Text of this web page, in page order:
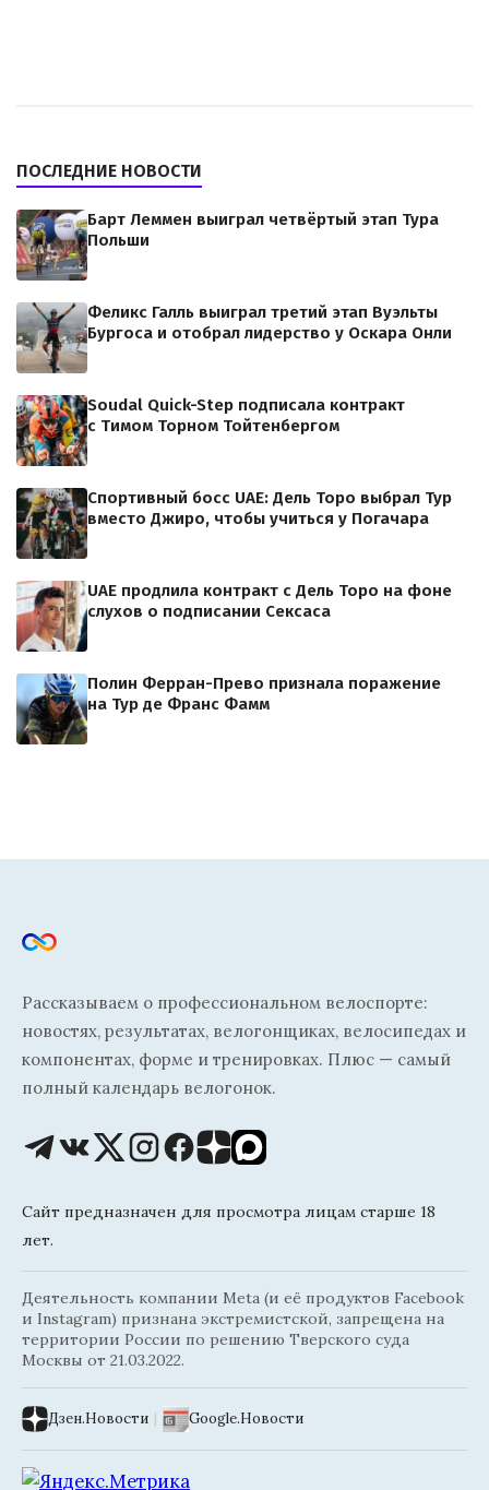
ПОСЛЕДНИЕ НОВОСТИ
Барт Леммен выиграл четвёртый этап Тура
Польши
Феликс Галль выиграл третий этап Вуэльты
Бургоса и отобрал лидерство у Оскара Онли
Soudal Quick-Step подписала контракт
с Тимом Торном Тойтенбергом
Спортивный босс UAE: Дель Торо выбрал Тур
вместо Джиро, чтобы учиться у Погачара
UAE продлила контракт с Дель Торо на фоне
слухов о подписании Сексаса
Полин Ферран-Прево признала поражение
на Тур де Франс Фамм
Рассказываем о профессиональном велоспорте:
новостях, результатах, велогонщиках, велосипедах и
компонентах, форме и тренировках. Плюс — самый
полный календарь велогонок.
Сайт предназначен для просмотра лицам старше 18
лет.
Деятельность компании Meta (и её продуктов Facebook
и Instagram) признана экстремистской, запрещена на
территории России по решению Тверского суда
Москвы от 21.03.2022.
Дзен.Новости | Google.Новости